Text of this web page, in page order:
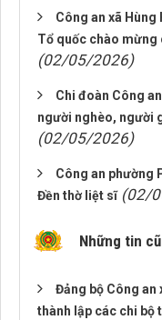
Công an xã
Tổ quốc chào mừng
(02/05/2026)
Chi đoàn Công
người nghèo, người
(02/05/2026)
Công an phường
Đền thờ liệt sĩ (02/
Những tin
Đảng bộ Công an
thành lập các chi bộ